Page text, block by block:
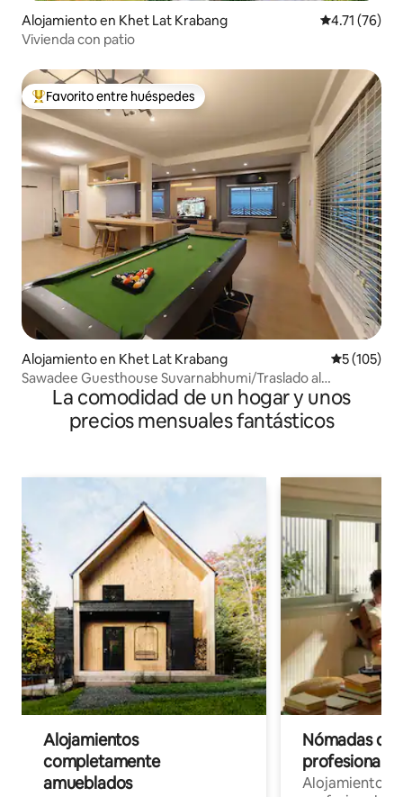
Alojamiento en Khet Lat Krabang Calificación
4.71 (76)
Vivienda con patio
Favorito entre huéspedes preferido
Favorito entre huéspedes
Alojamiento en Khet Lat Krabang
5 (105)
Sawadee Guesthouse Suvarnabhumi/Traslado al
aeropuerto
La comodidad de un hogar y unos
precios mensuales fantásticos
Alojamientos
completamente
amueblados
Nómadas
Alojamientos